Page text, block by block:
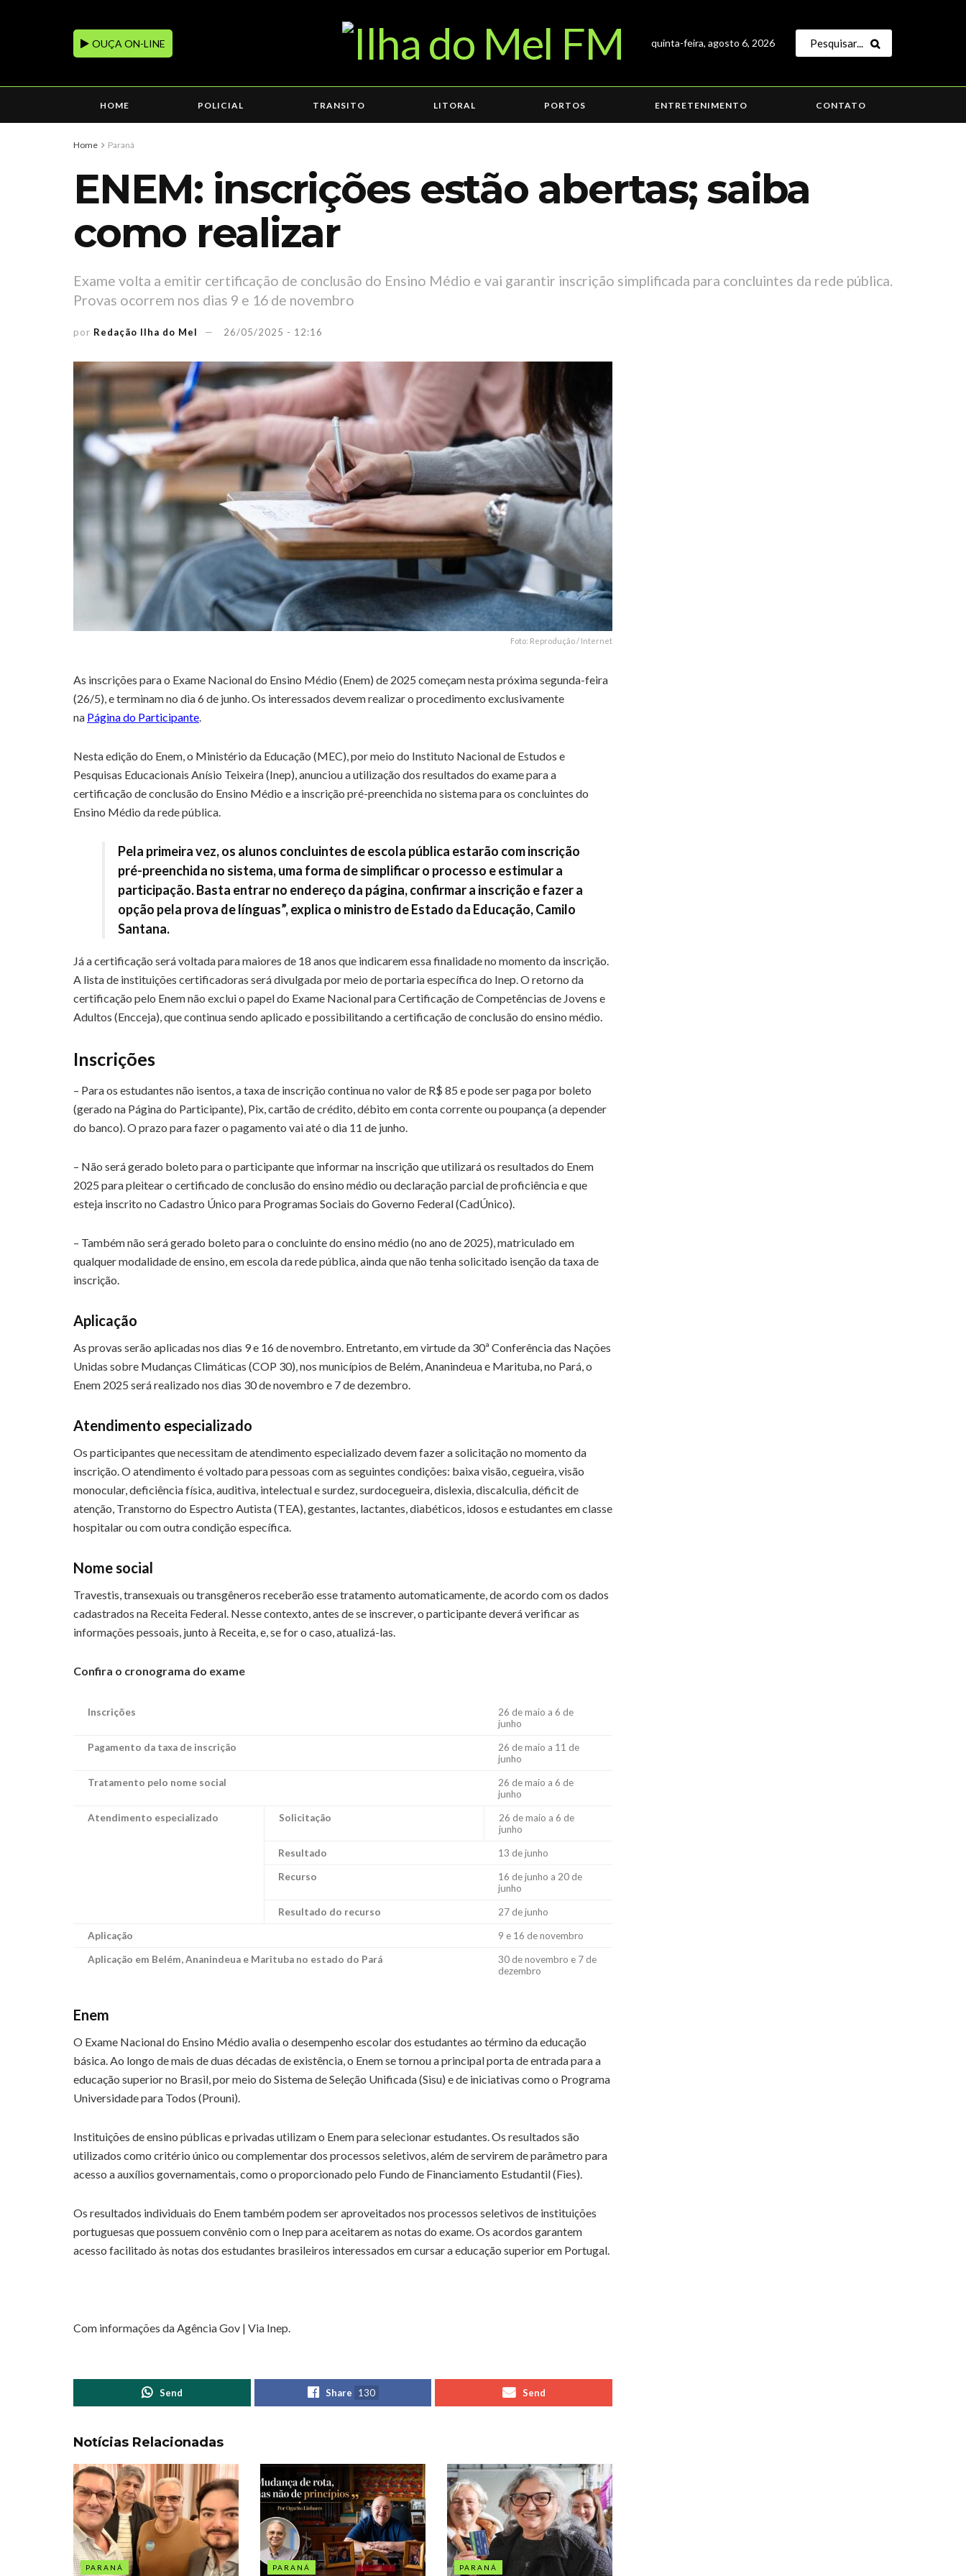
OUÇA ON-LINE quinta-feira, agosto 6, 2026
HOME POLICIAL TRANSITO LITORAL PORTOS ENTRETENIMENTO CONTATO
Home Paraná
ENEM: inscrições estão abertas; saiba
como realizar
Exame volta a emitir certificação de conclusão do Ensino Médio e vai garantir inscrição simplificada para concluintes da rede pública.
Provas ocorrem nos dias 9 e 16 de novembro
por Redação Ilha do Mel 26/05/2025 - 12:16
Foto: Reprodução / Internet
As inscrições para o Exame Nacional do Ensino Médio (Enem) de 2025 começam nesta próxima segunda-feira
(26/5), e terminam no dia 6 de junho. Os interessados devem realizar o procedimento exclusivamente
na Página do Participante.
Nesta edição do Enem, o Ministério da Educação (MEC), por meio do Instituto Nacional de Estudos e
Pesquisas Educacionais Anísio Teixeira (Inep), anunciou a utilização dos resultados do exame para a
certificação de conclusão do Ensino Médio e a inscrição pré-preenchida no sistema para os concluintes do
Ensino Médio da rede pública.
Pela primeira vez, os alunos concluintes de escola pública estarão com inscrição
pré-preenchida no sistema, uma forma de simplificar o processo e estimular a
participação. Basta entrar no endereço da página, confirmar a inscrição e fazer a
opção pela prova de línguas”, explica o ministro de Estado da Educação, Camilo
Santana.
Já a certificação será voltada para maiores de 18 anos que indicarem essa finalidade no momento da inscrição.
A lista de instituições certificadoras será divulgada por meio de portaria específica do Inep. O retorno da
certificação pelo Enem não exclui o papel do Exame Nacional para Certificação de Competências de Jovens e
Adultos (Encceja), que continua sendo aplicado e possibilitando a certificação de conclusão do ensino médio.
Inscrições
– Para os estudantes não isentos, a taxa de inscrição continua no valor de R$ 85 e pode ser paga por boleto
(gerado na Página do Participante), Pix, cartão de crédito, débito em conta corrente ou poupança (a depender
do banco). O prazo para fazer o pagamento vai até o dia 11 de junho.
– Não será gerado boleto para o participante que informar na inscrição que utilizará os resultados do Enem
2025 para pleitear o certificado de conclusão do ensino médio ou declaração parcial de proficiência e que
esteja inscrito no Cadastro Único para Programas Sociais do Governo Federal (CadÚnico).
– Também não será gerado boleto para o concluinte do ensino médio (no ano de 2025), matriculado em
qualquer modalidade de ensino, em escola da rede pública, ainda que não tenha solicitado isenção da taxa de
inscrição.
Aplicação
As provas serão aplicadas nos dias 9 e 16 de novembro. Entretanto, em virtude da 30ª Conferência das Nações
Unidas sobre Mudanças Climáticas (COP 30), nos municípios de Belém, Ananindeua e Marituba, no Pará, o
Enem 2025 será realizado nos dias 30 de novembro e 7 de dezembro.
Atendimento especializado
Os participantes que necessitam de atendimento especializado devem fazer a solicitação no momento da
inscrição. O atendimento é voltado para pessoas com as seguintes condições: baixa visão, cegueira, visão
monocular, deficiência física, auditiva, intelectual e surdez, surdocegueira, dislexia, discalculia, déficit de
atenção, Transtorno do Espectro Autista (TEA), gestantes, lactantes, diabéticos, idosos e estudantes em classe
hospitalar ou com outra condição específica.
Nome social
Travestis, transexuais ou transgêneros receberão esse tratamento automaticamente, de acordo com os dados
cadastrados na Receita Federal. Nesse contexto, antes de se inscrever, o participante deverá verificar as
informações pessoais, junto à Receita, e, se for o caso, atualizá-las.
Confira o cronograma do exame
Inscrições
26 de maio a 6 de
junho
Pagamento da taxa de inscrição
26 de maio a 11 de
junho
Tratamento pelo nome social
26 de maio a 6 de
junho
Atendimento especializado Solicitação
26 de maio a 6 de
junho
Resultado 13 de junho
Recurso
16 de junho a 20 de
junho
Resultado do recurso 27 de junho
Aplicação 9 e 16 de novembro
Aplicação em Belém, Ananindeua e Marituba no estado do Pará
30 de novembro e 7 de
dezembro
Enem
O Exame Nacional do Ensino Médio avalia o desempenho escolar dos estudantes ao término da educação
básica. Ao longo de mais de duas décadas de existência, o Enem se tornou a principal porta de entrada para a
educação superior no Brasil, por meio do Sistema de Seleção Unificada (Sisu) e de iniciativas como o Programa
Universidade para Todos (Prouni).
Instituições de ensino públicas e privadas utilizam o Enem para selecionar estudantes. Os resultados são
utilizados como critério único ou complementar dos processos seletivos, além de servirem de parâmetro para
acesso a auxílios governamentais, como o proporcionado pelo Fundo de Financiamento Estudantil (Fies).
Os resultados individuais do Enem também podem ser aproveitados nos processos seletivos de instituições
portuguesas que possuem convênio com o Inep para aceitarem as notas do exame. Os acordos garantem
acesso facilitado às notas dos estudantes brasileiros interessados em cursar a educação superior em Portugal.
Com informações da Agência Gov | Via Inep.
Send Share 130 Send
Notícias Relacionadas
PARANÁ PARANÁ PARANÁ